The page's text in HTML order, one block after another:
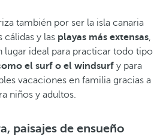
también por ser la isla canaria
cálidas y las playas más extensas,
lugar ideal para practicar todo tipo
el surf o el windsurf y para
vacaciones en familia gracias a
niños y adultos.
paisajes de ensueño